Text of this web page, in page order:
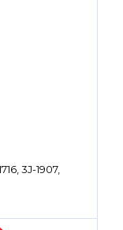
3J-1907,